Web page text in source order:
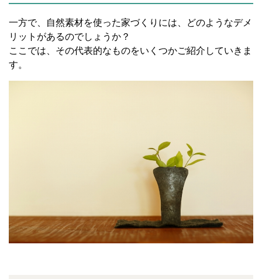
一方で、自然素材を使った家づくりには、どのようなデメ
リットがあるのでしょうか？
ここでは、その代表的なものをいくつかご紹介していきま
す。